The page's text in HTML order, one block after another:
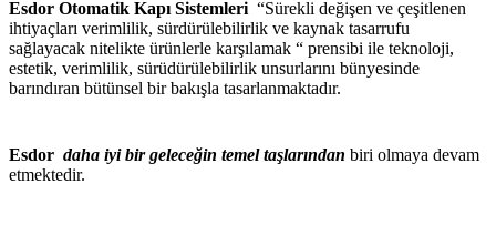
Esdor Otomatik Kapı Sistemleri “Sürekli değişen ve çeşitlenen
ihtiyaçları verimlilik, sürdürülebilirlik ve kaynak tasarrufu
sağlayacak nitelikte ürünlerle karşılamak “ prensibi ile teknoloji,
estetik, verimlilik, sürüdürülebilirlik unsurlarını bünyesinde
barındıran bütünsel bir bakışla tasarlanmaktadır.
Esdor daha iyi bir geleceğin temel taşlarından biri olmaya devam
etmektedir.